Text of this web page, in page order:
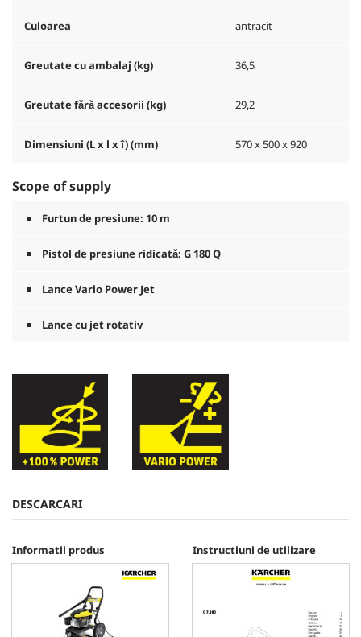
Culoarea antracit
Greutate cu ambalaj (kg) 36,5
Greutate fără accesorii (kg) 29,2
Dimensiuni (L x l x î) (mm) 570 x 500 x 920
Scope of supply
Furtun de presiune: 10 m
Pistol de presiune ridicată: G 180 Q
Lance Vario Power Jet
Lance cu jet rotativ
DESCARCARI
Informatii produs Instructiuni de utilizare